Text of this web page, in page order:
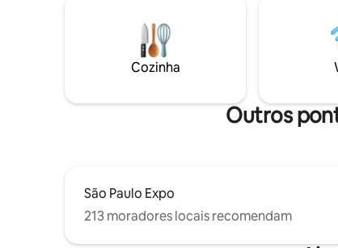
Cozinha
Outros
São Paulo Expo
213 moradores locais recomendam